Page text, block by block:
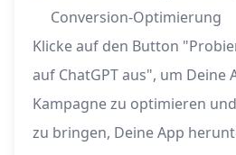
Conversion-Optimierung
Klicke auf den Button
auf ChatGPT aus", um Deine
Kampagne zu optimieren
zu bringen, Deine App